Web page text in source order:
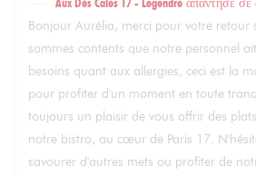
Aux Dés Calés 17 - Legendre απάντησε σε
Bonjour Aurélia, merci pour votre retour
sommes contents que notre personnel
besoins quant aux allergies, ceci est la
pour profiter d'un moment en toute
toujours un plaisir de vous offrir des
notre bistro, au cœur de Paris 17.
savourer d'autres mets ou profiter de